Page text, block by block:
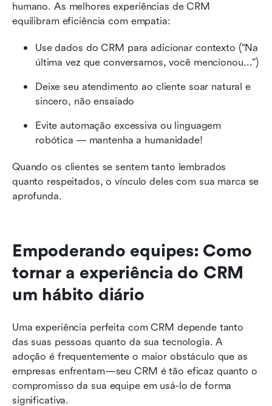
humano. As melhores experiências de CRM
equilibram eficiência com empatia:
Use dados do CRM para adicionar contexto (“Na
última vez que conversamos, você mencionou…”)
Deixe seu atendimento ao cliente soar natural e
sincero, não ensaiado
Evite automação excessiva ou linguagem
robótica — mantenha a humanidade!
Quando os clientes se sentem tanto lembrados
quanto respeitados, o vínculo deles com sua marca se
aprofunda.
Empoderando equipes: Como
tornar a experiência do CRM
um hábito diário
Uma experiência perfeita com CRM depende tanto
das suas pessoas quanto da sua tecnologia. A
adoção é frequentemente o maior obstáculo que as
empresas enfrentam—seu CRM é tão eficaz quanto o
compromisso da sua equipe em usá-lo de forma
significativa.